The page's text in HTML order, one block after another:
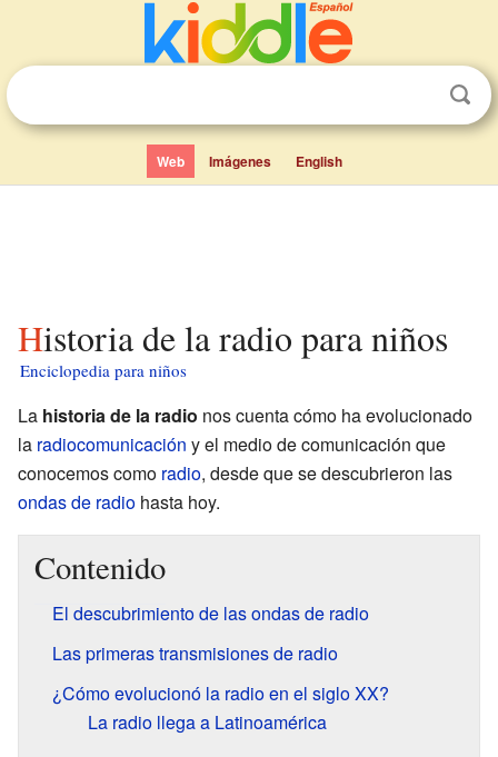
Web Imágenes English
Historia de la radio para niños
Enciclopedia para niños
La historia de la radio nos cuenta cómo ha evolucionado
la radiocomunicación y el medio de comunicación que
conocemos como radio, desde que se descubrieron las
ondas de radio hasta hoy.
Contenido
El descubrimiento de las ondas de radio
Las primeras transmisiones de radio
¿Cómo evolucionó la radio en el siglo XX?
La radio llega a Latinoamérica